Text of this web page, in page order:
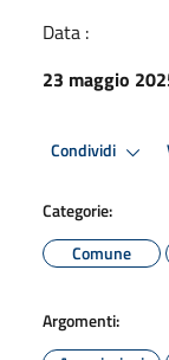
Data :
23 maggio
Condividi
Categorie:
Comune
Argomenti: